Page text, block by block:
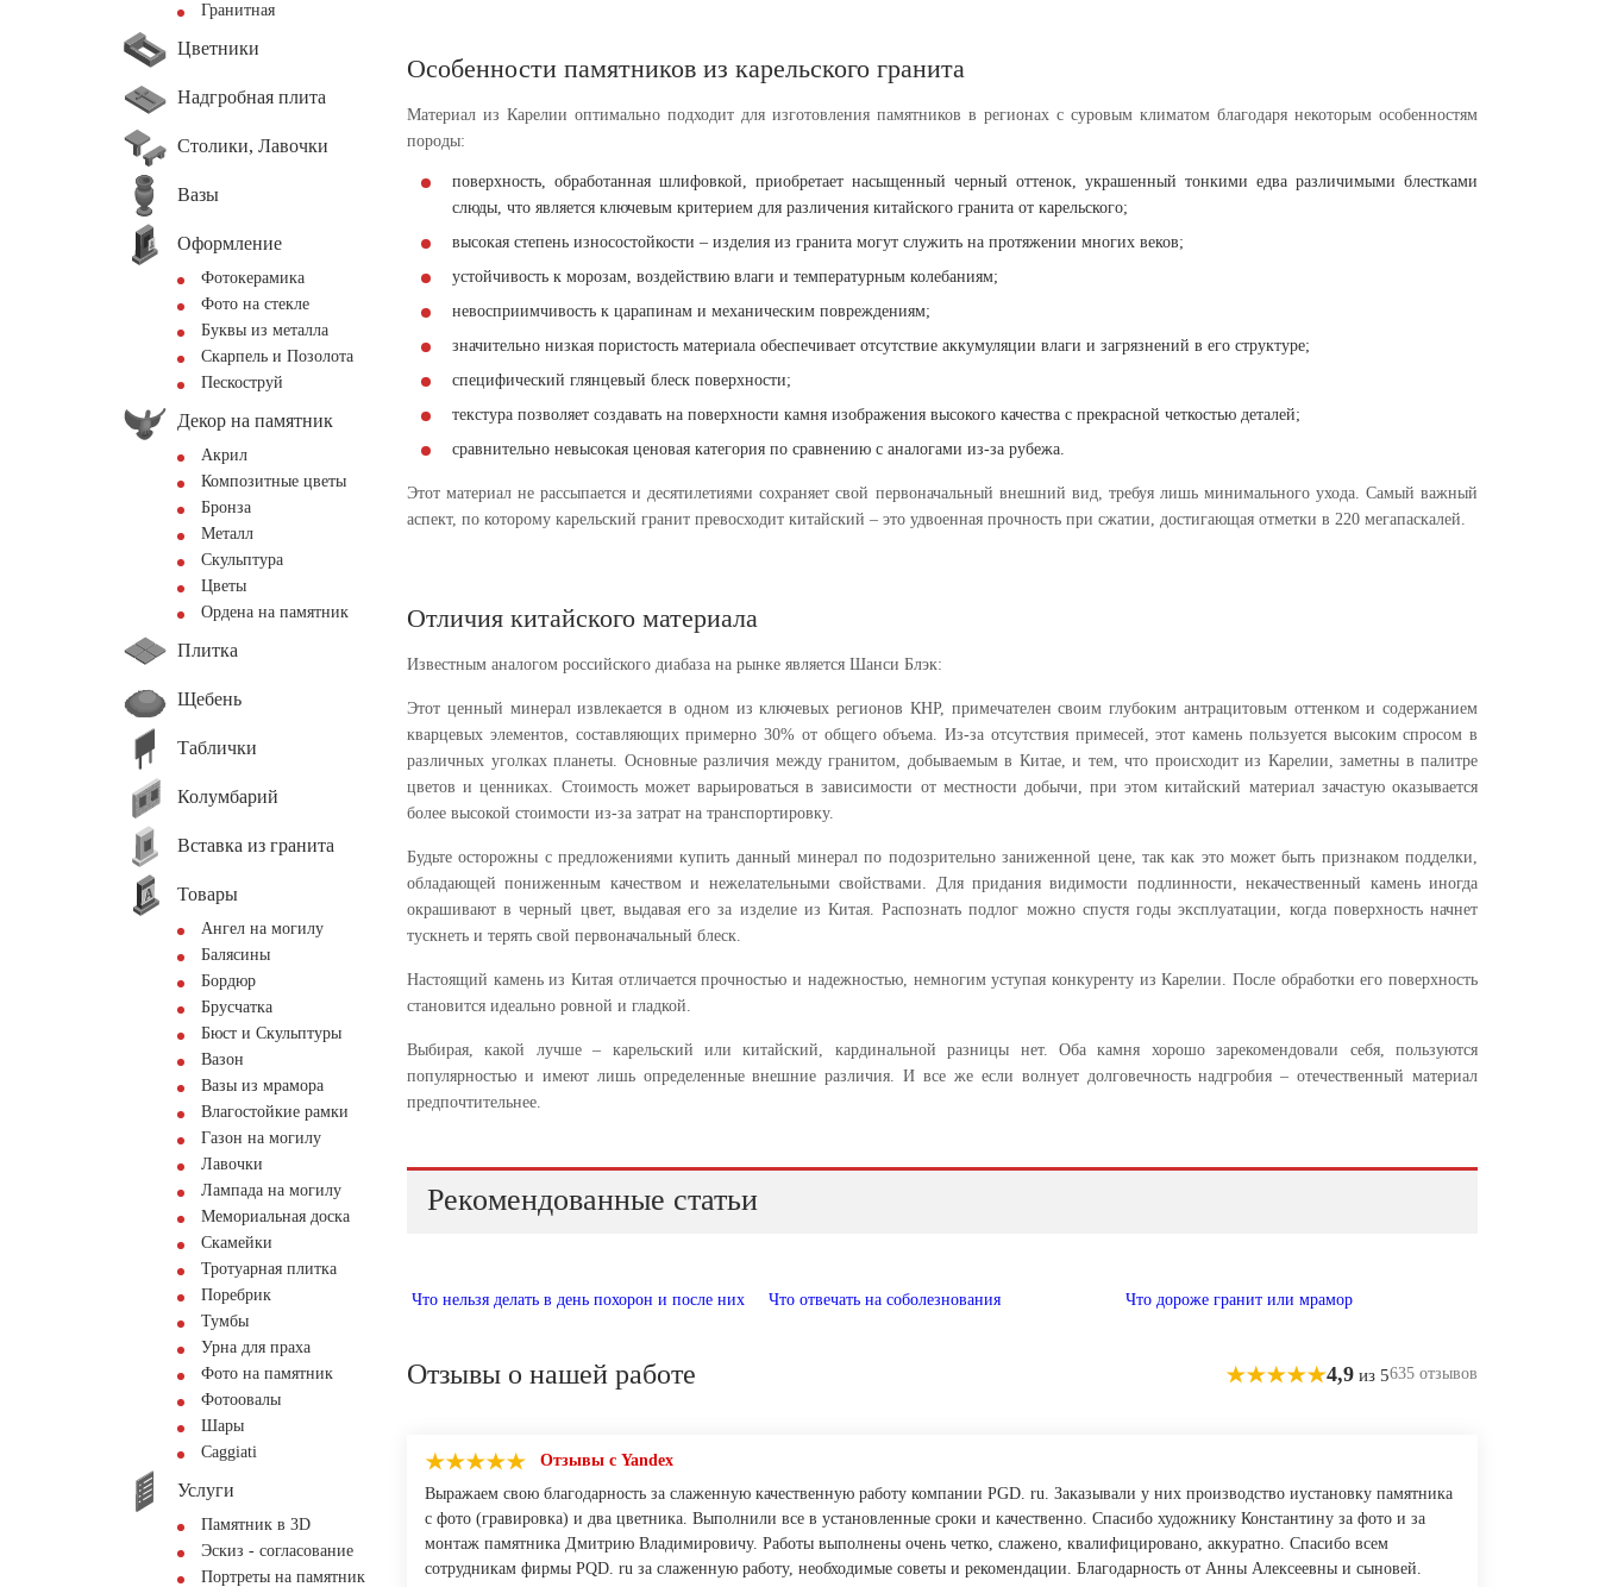
Гранитная
Цветники
Надгробная плита
Столики, Лавочки
Вазы
Оформление
Фотокерамика
Фото на стекле
Буквы из металла
Скарпель и Позолота
Пескоструй
Декор на памятник
Акрил
Композитные цветы
Бронза
Металл
Скульптура
Цветы
Ордена на памятник
Плитка
Щебень
Таблички
Колумбарий
Вставка из гранита
Товары
Ангел на могилу
Балясины
Бордюр
Брусчатка
Бюст и Скульптуры
Вазон
Вазы из мрамора
Влагостойкие рамки
Газон на могилу
Лавочки
Лампада на могилу
Мемориальная доска
Скамейки
Тротуарная плитка
Поребрик
Тумбы
Урна для праха
Фото на памятник
Фотоовалы
Шары
Сaggiati
Услуги
Памятник в 3D
Эскиз - согласование
Портреты на памятник
Особенности памятников из карельского гранита
Материал из Карелии оптимально подходит для изготовления памятников в регионах с суровым климатом благодаря некоторым особенностям
породы:
поверхность, обработанная шлифовкой, приобретает насыщенный черный оттенок, украшенный тонкими едва различимыми блестками
слюды, что является ключевым критерием для различения китайского гранита от карельского;
высокая степень износостойкости – изделия из гранита могут служить на протяжении многих веков;
устойчивость к морозам, воздействию влаги и температурным колебаниям;
невосприимчивость к царапинам и механическим повреждениям;
значительно низкая пористость материала обеспечивает отсутствие аккумуляции влаги и загрязнений в его структуре;
специфический глянцевый блеск поверхности;
текстура позволяет создавать на поверхности камня изображения высокого качества с прекрасной четкостью деталей;
сравнительно невысокая ценовая категория по сравнению с аналогами из-за рубежа.
Этот материал не рассыпается и десятилетиями сохраняет свой первоначальный внешний вид, требуя лишь минимального ухода. Самый важный
аспект, по которому карельский гранит превосходит китайский – это удвоенная прочность при сжатии, достигающая отметки в 220 мегапаскалей.
Отличия китайского материала
Известным аналогом российского диабаза на рынке является Шанси Блэк:
Этот ценный минерал извлекается в одном из ключевых регионов КНР, примечателен своим глубоким антрацитовым оттенком и содержанием
кварцевых элементов, составляющих примерно 30% от общего объема. Из-за отсутствия примесей, этот камень пользуется высоким спросом в
различных уголках планеты. Основные различия между гранитом, добываемым в Китае, и тем, что происходит из Карелии, заметны в палитре
цветов и ценниках. Стоимость может варьироваться в зависимости от местности добычи, при этом китайский материал зачастую оказывается
более высокой стоимости из-за затрат на транспортировку.
Будьте осторожны с предложениями купить данный минерал по подозрительно заниженной цене, так как это может быть признаком подделки,
обладающей пониженным качеством и нежелательными свойствами. Для придания видимости подлинности, некачественный камень иногда
окрашивают в черный цвет, выдавая его за изделие из Китая. Распознать подлог можно спустя годы эксплуатации, когда поверхность начнет
тускнеть и терять свой первоначальный блеск.
Настоящий камень из Китая отличается прочностью и надежностью, немногим уступая конкуренту из Карелии. После обработки его поверхность
становится идеально ровной и гладкой.
Выбирая, какой лучше – карельский или китайский, кардинальной разницы нет. Оба камня хорошо зарекомендовали себя, пользуются
популярностью и имеют лишь определенные внешние различия. И все же если волнует долговечность надгробия – отечественный материал
предпочтительнее.
Рекомендованные статьи
Что нельзя делать в день похорон и после них Что отвечать на соболезнования Что дороже гранит или мрамор
Отзывы о нашей работе 4,9 из 5635 отзывов
Отзывы с Yandex
Выражаем свою благодарность за слаженную качественную работу компании PGD. ru. Заказывали у них производство иустановку памятника
с фото (гравировка) и два цветника. Выполнили все в установленные сроки и качественно. Спасибо художнику Константину за фото и за
монтаж памятника Дмитрию Владимировичу. Работы выполнены очень четко, слажено, квалифицировано, аккуратно. Спасибо всем
сотрудникам фирмы PQD. ru за слаженную работу, необходимые советы и рекомендации. Благодарность от Анны Алексеевны и сыновей.